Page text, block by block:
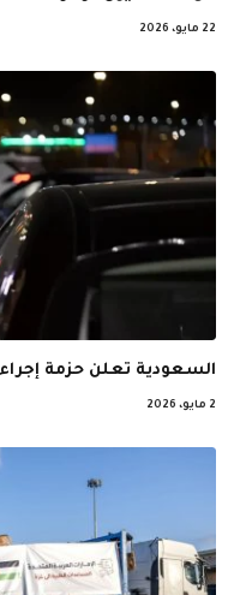
22 مايو، 2026
السعودية تعلن حزمة
2 مايو، 2026